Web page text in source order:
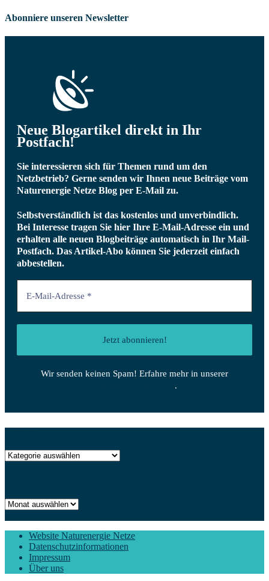
Abonniere unseren Newsletter
Neue Blogartikel direkt in Ihr
Postfach!
Sie interessieren sich für Themen rund um den
Netzbetrieb? Gerne senden wir Ihnen neue Beiträge vom
Naturenergie Netze Blog per E-Mail zu.
Selbstverständlich ist das kostenlos und unverbindlich.
Bei Interesse tragen Sie hier Ihre E-Mail-Adresse ein und
erhalten alle neuen Blogbeiträge automatisch in Ihr Mail-
Postfach. Das Artikel-Abo können Sie jederzeit einfach
abbestellen.
Wir senden keinen Spam! Erfahre mehr in unserer
.
Kategorien
Archiv
Website Naturenergie Netze
Datenschutzinformationen
Impressum
Über uns